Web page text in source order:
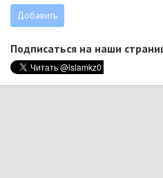
Подписаться на наши